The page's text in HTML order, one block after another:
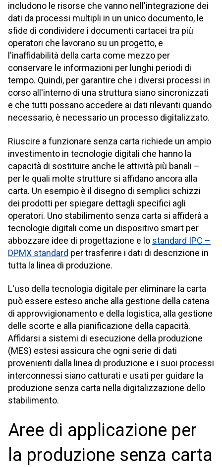
includono le risorse che vanno nell'integrazione dei
dati da processi multipli in un unico documento, le
sfide di condividere i documenti cartacei tra più
operatori che lavorano su un progetto, e
l'inaffidabilità della carta come mezzo per
conservare le informazioni per lunghi periodi di
tempo. Quindi, per garantire che i diversi processi in
corso all'interno di una struttura siano sincronizzati
e che tutti possano accedere ai dati rilevanti quando
necessario, è necessario un processo digitalizzato.
Riuscire a funzionare senza carta richiede un ampio
investimento in tecnologie digitali che hanno la
capacità di sostituire anche le attività più banali –
per le quali molte strutture si affidano ancora alla
carta. Un esempio è il disegno di semplici schizzi
dei prodotti per spiegare dettagli specifici agli
operatori. Uno stabilimento senza carta si affiderà a
tecnologie digitali come un dispositivo smart per
abbozzare idee di progettazione e lo standard IPC –
DPMX standard per trasferire i dati di descrizione in
tutta la linea di produzione.
L'uso della tecnologia digitale per eliminare la carta
può essere esteso anche alla gestione della catena
di approvvigionamento e della logistica, alla gestione
delle scorte e alla pianificazione della capacità.
Affidarsi a sistemi di esecuzione della produzione
(MES) estesi assicura che ogni serie di dati
provenienti dalla linea di produzione e i suoi processi
interconnessi siano catturati e usati per guidare la
produzione senza carta nella digitalizzazione dello
stabilimento.
Aree di applicazione per
la produzione senza carta